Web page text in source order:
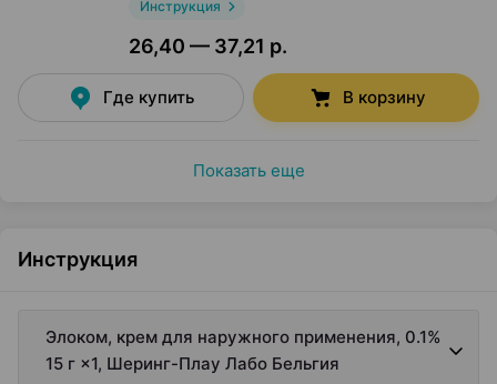
Инструкция
26,40 — 37,21 р.
Где купить В корзину
Показать еще
Инструкция
Элоком, крем для наружного применения, 0.1%
15 г ×1, Шеринг-Плау Лабо Бельгия